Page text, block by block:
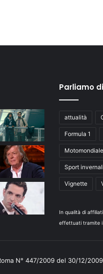
Parliamo
attualità
Formula 1
Motomondiale
Sport invernali
Vignette
In qualità di
effettuati tramite i
N° 447/2009 del 30/12/2009